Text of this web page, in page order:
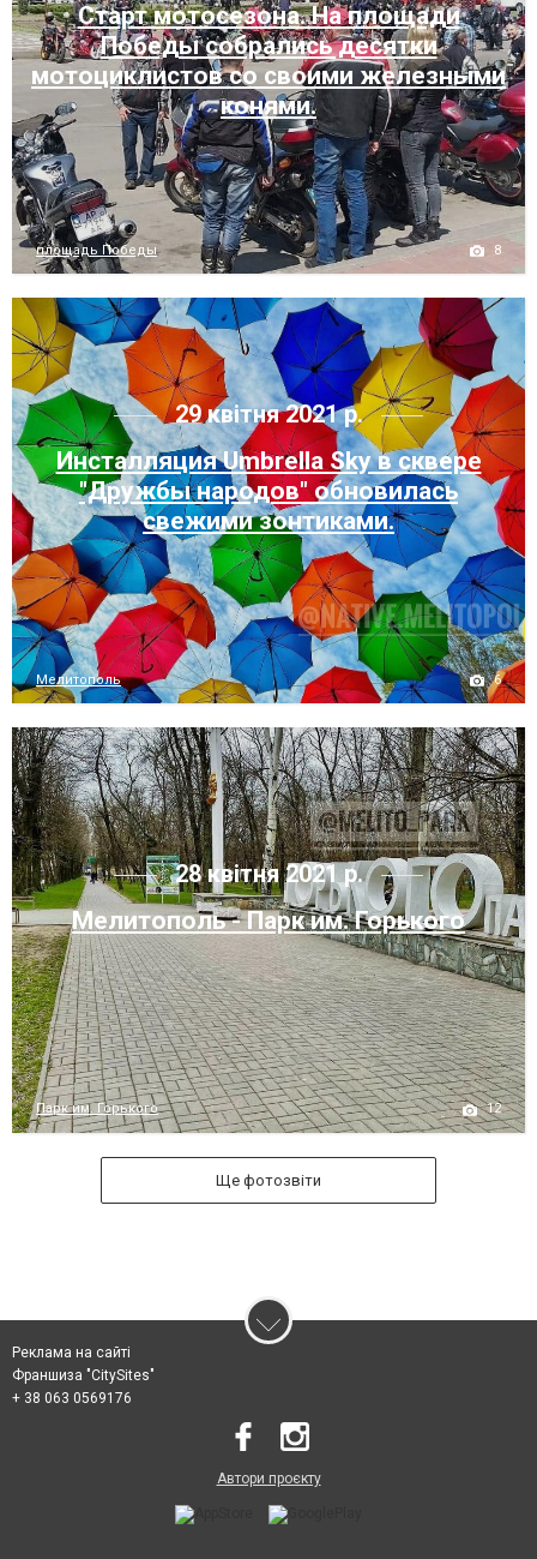
Старт мотосезона. На площади
Победы собрались десятки
мотоциклистов со своими железными
конями.
площадь Победы 8
29 квітня 2021 р.
Инсталляция Umbrella Sky в сквере
"Дружбы народов" обновилась
свежими зонтиками.
Мелитополь 6
28 квітня 2021 р.
Мелитополь - Парк им. Горького
Парк им. Горького 12
Ще фотозвіти
Реклама на сайті
Франшиза "CitySites"
+ 38 063 0569176
Автори проєкту